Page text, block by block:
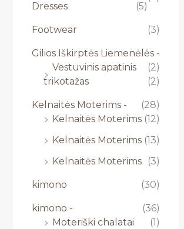
Dresses
(5)
Footwear (3)
Gilios Iškirptės Liemenėlės -
(2)
Vestuvinis apatinis
trikotažas
(2)
Kelnaitės Moterims -
(28)
Kelnaitės Moterims (12)
Kelnaitės Moterims (13)
Kelnaitės Moterims
(3)
kimono (30)
kimono -
(36)
Moteriški chalatai
(1)